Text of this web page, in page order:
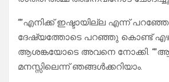
“”എനിക്ക് ഇഷ്ടായില്ല എന്ന്
ദേഷ്യത്തോടെ പറഞ്ഞു കൊണ്ട്
ആശങ്കയോടെ അവനെ നോക്കി.
മനസ്സിലെന്ന് ഞങ്ങൾക്കറിയാം.